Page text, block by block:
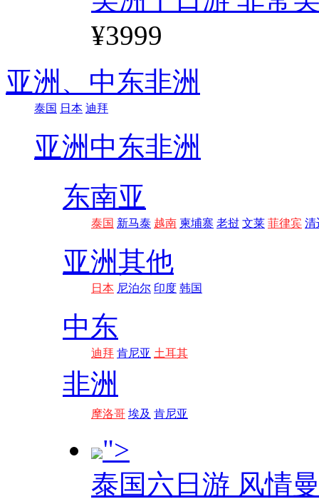
¥3999
亚洲、 中东非洲
泰国 日本 迪拜
亚洲 中东非洲
东南亚
泰国 新马泰 越南 柬埔寨 老挝 文莱 菲律宾 清
亚洲其他
日本 尼泊尔 印度 韩国
中东
迪拜 肯尼亚 土耳其
非洲
摩洛哥 埃及 肯尼亚
">
泰国六日游 风情